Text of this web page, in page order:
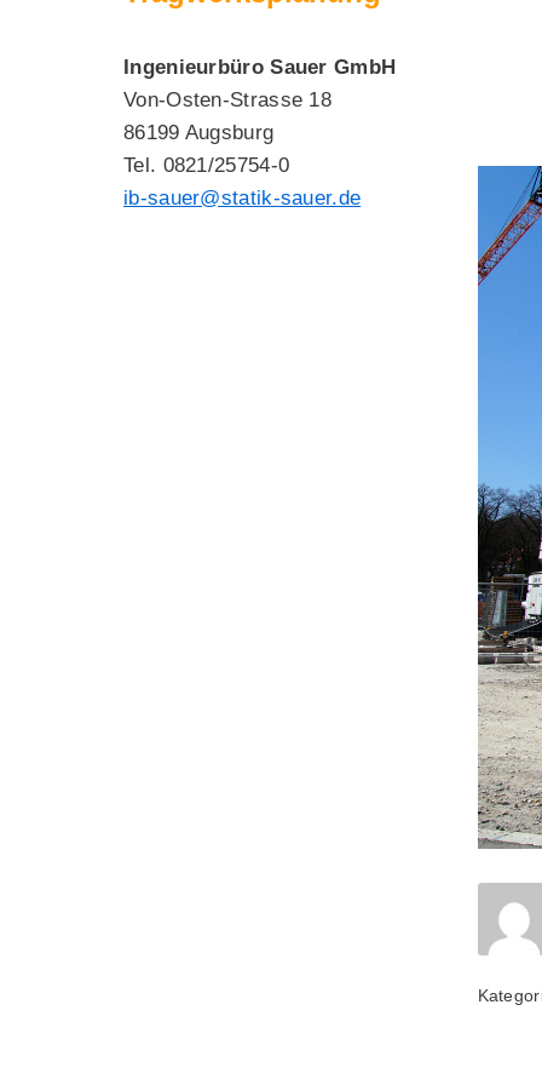
Ingenieurbüro Sauer GmbH
Von-Osten-Strasse 18
86199 Augsburg
Tel. 0821/25754-0
ib-sauer@statik-sauer.de